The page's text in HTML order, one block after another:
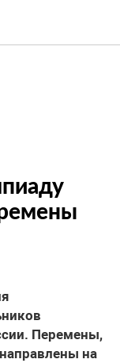
Перемены,
на